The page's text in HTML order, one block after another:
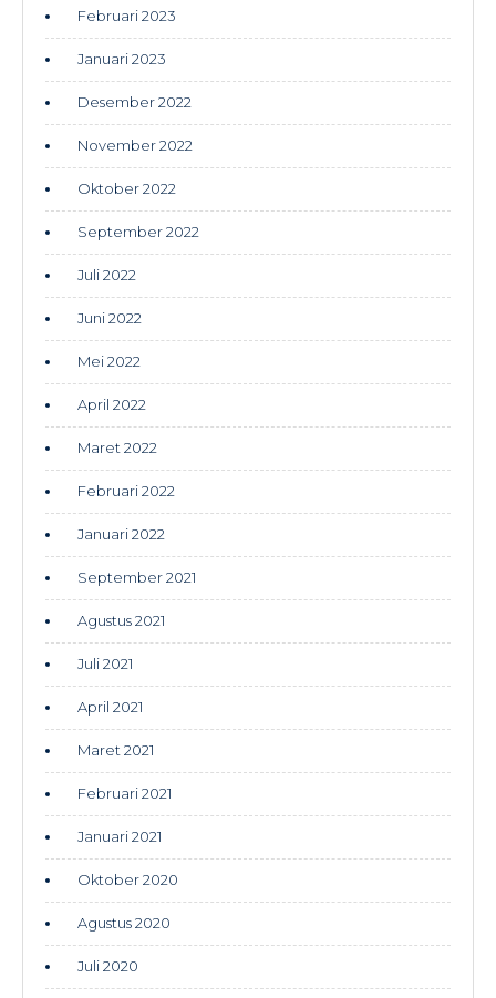
Februari 2023
Januari 2023
Desember 2022
November 2022
Oktober 2022
September 2022
Juli 2022
Juni 2022
Mei 2022
April 2022
Maret 2022
Februari 2022
Januari 2022
September 2021
Agustus 2021
Juli 2021
April 2021
Maret 2021
Februari 2021
Januari 2021
Oktober 2020
Agustus 2020
Juli 2020